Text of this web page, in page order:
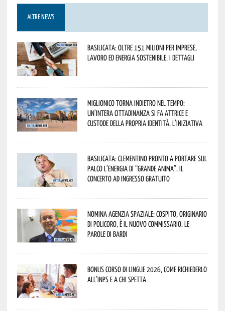
ALTRE NEWS
Basilicata: oltre 151 milioni per imprese,
lavoro ed energia sostenibile. I dettagli
Miglionico torna indietro nel tempo:
un’intera cittadinanza si fa attrice e
custode della propria identità. L’iniziativa
Basilicata: Clementino pronto a portare sul
palco l’energia di “Grande Anima”. Il
concerto ad ingresso gratuito
Nomina Agenzia Spaziale: Cospito, originario
di Policoro, è il nuovo commissario. Le
parole di Bardi
Bonus corso di lingue 2026, come richiederlo
all’INPS e a chi spetta